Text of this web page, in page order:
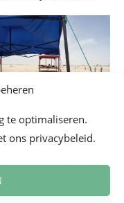
te optimaliseren.
ons privacybeleid.